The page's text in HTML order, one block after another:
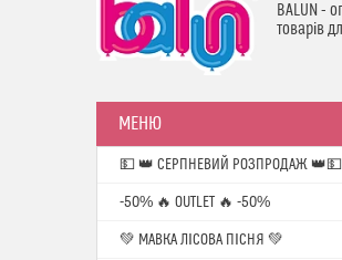
BALUN -
товарів
💵 👑 СЕРПНЕВИЙ РОЗПРОДАЖ 👑💵
-50% 🔥 OUTLET 🔥 -50%
💚 МАВКА ЛІСОВА ПІСНЯ 💚